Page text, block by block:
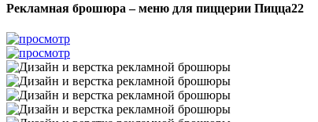
Рекламная брошюра – меню для пиццерии Пицца22